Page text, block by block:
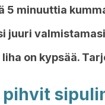
5 minuuttia
juuri
on kypsää.